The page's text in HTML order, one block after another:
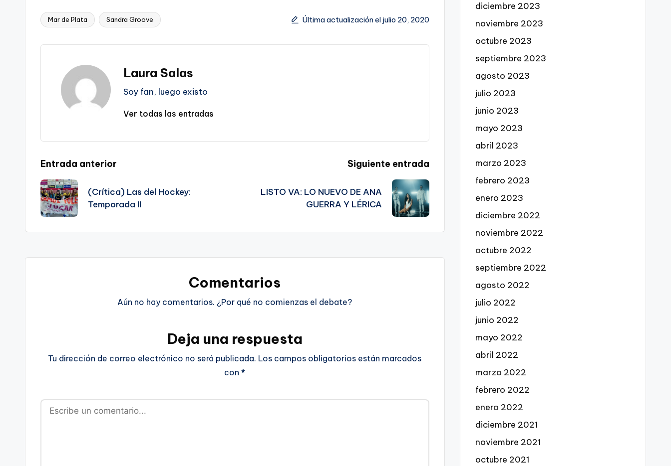
Etiquetas:
Mar de Plata Sandra Groove Última actualización el julio 20, 2020
Laura Salas
Soy fan, luego existo
Ver todas las entradas
Navegación
de
entradas
Entrada anterior
(Crítica) Las del Hockey:
Temporada II
Siguiente entrada
LISTO VA: LO NUEVO DE ANA
GUERRA Y LÉRICA
Comentarios
Aún no hay comentarios. ¿Por qué no comienzas el debate?
Deja una respuesta
Tu dirección de correo electrónico no será publicada. Los campos obligatorios están marcados
con*
diciembre 2023
noviembre 2023
octubre 2023
septiembre 2023
agosto 2023
julio 2023
junio 2023
mayo 2023
abril 2023
marzo 2023
febrero 2023
enero 2023
diciembre 2022
noviembre 2022
octubre 2022
septiembre 2022
agosto 2022
julio 2022
junio 2022
mayo 2022
abril 2022
marzo 2022
febrero 2022
enero 2022
diciembre 2021
noviembre 2021
octubre 2021